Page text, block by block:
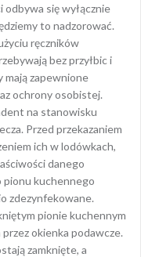
odbywa się wyłącznie
to nadzorować.
ręczników
bez przyłbic i
mają zapewnione
ochrony osobistej.
na stanowisku
Przed przekazaniem
ich w lodówkach,
danego
pionu kuchennego
zdezynfekowane.
pionie kuchennym
okienka podawcze.
zamknięte, a